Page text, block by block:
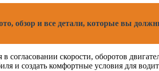
обзор и все детали, которые вы
скорости, оборотов
и создать комфортные условия для